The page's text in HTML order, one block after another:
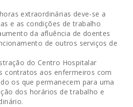
extraordinárias deve-se a
e as condições de trabalho
da afluência de doentes
de outros serviços de
do Centro Hospitalar
contratos aos enfermeiros com
os que permanecem para uma
dos horários de trabalho e